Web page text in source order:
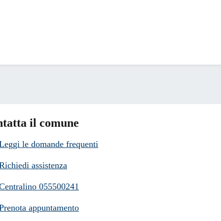
il comune
le domande frequenti
assistenza
055500241
appuntamento